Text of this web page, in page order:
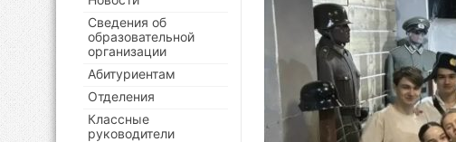
Сведения об
образовательной
организации
Абитуриентам
Отделения
Классные
руководители